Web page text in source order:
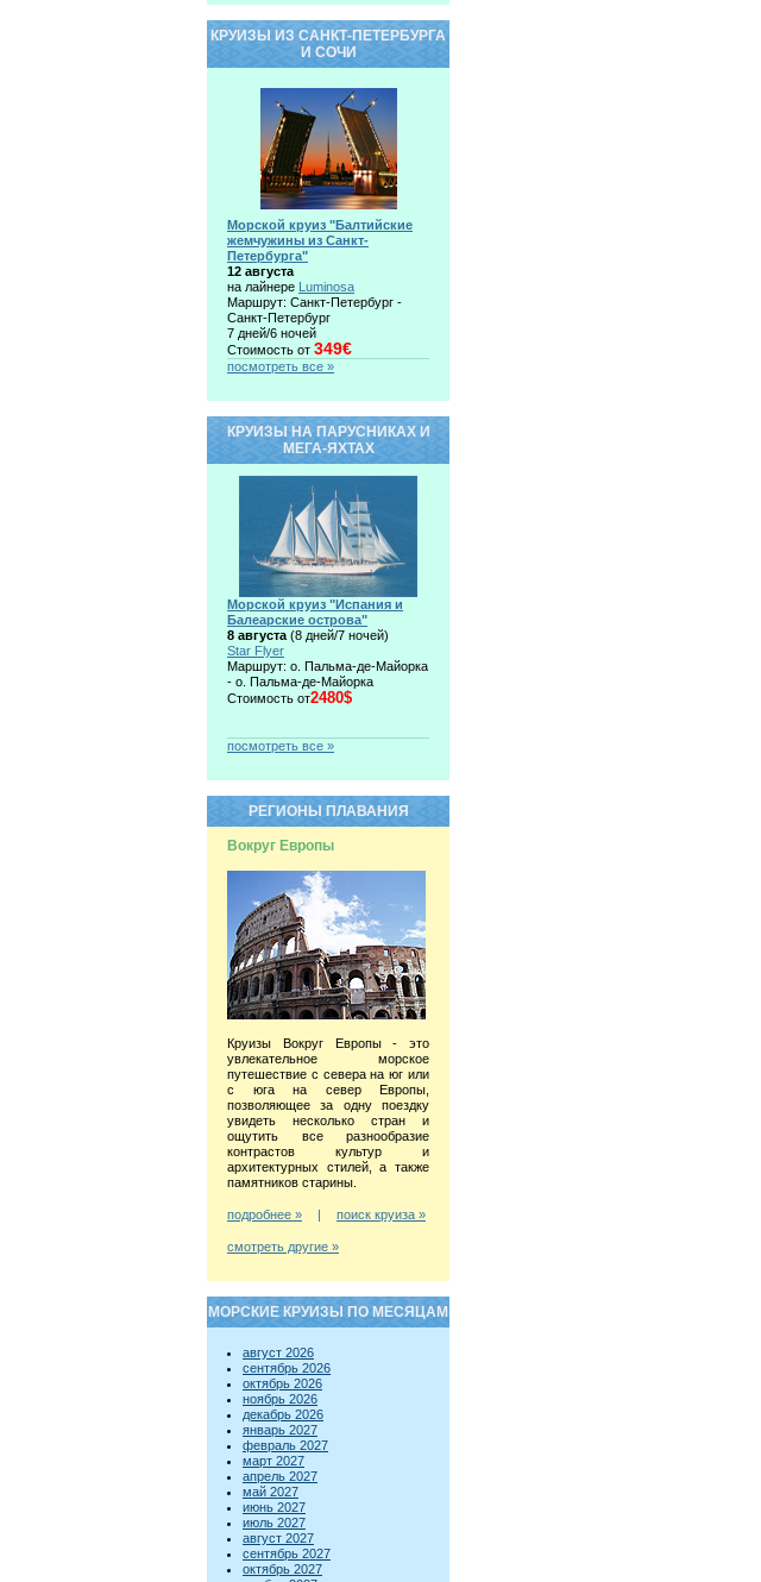
КРУИЗЫ ИЗ САНКТ-ПЕТЕРБУРГА
И СОЧИ
Морской круиз "Балтийские
жемчужины из Санкт-
Петербурга"
12 августа
на лайнере Luminosa
Маршрут: Санкт-Петербург -
Санкт-Петербург
7 дней/6 ночей
Стоимость от 349€
посмотреть все »
КРУИЗЫ НА ПАРУСНИКАХ И
МЕГА-ЯХТАХ
Морской круиз "Испания и
Балеарские острова"
8 августа (8 дней/7 ночей)
Star Flyer
Маршрут: о. Пальма-де-Майорка
- о. Пальма-де-Майорка
Стоимость от2480$
посмотреть все »
РЕГИОНЫ ПЛАВАНИЯ
Вокруг Европы
Круизы Вокруг Европы - это
увлекательное морское
путешествие с севера на юг или
с юга на север Европы,
позволяющее за одну поездку
увидеть несколько стран и
ощутить все разнообразие
контрастов культур и
архитектурных стилей, а также
памятников старины.
подробнее » | поиск круиза »
смотреть другие »
МОРСКИЕ КРУИЗЫ ПО МЕСЯЦАМ
август 2026
сентябрь 2026
октябрь 2026
ноябрь 2026
декабрь 2026
январь 2027
февраль 2027
март 2027
апрель 2027
май 2027
июнь 2027
июль 2027
август 2027
сентябрь 2027
октябрь 2027